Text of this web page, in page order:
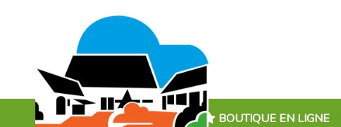
BOUTIQUE EN LIGNE